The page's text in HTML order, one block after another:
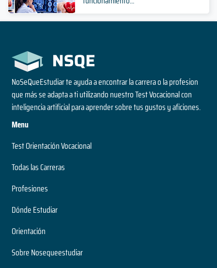
NoSeQueEstudiar te ayuda a encontrar la carrera o la profesion
que más se adapta a ti utilizando nuestro Test Vocacional con
inteligencia artificial para aprender sobre tus gustos y aficiones.
Menu
Test Orientación Vocacional
Todas las Carreras
Profesiones
Dónde Estudiar
Orientación
Sobre Nosequeestudiar